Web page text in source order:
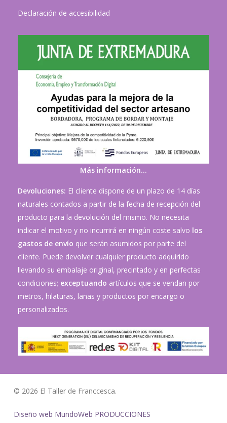
Declaración de accesibilidad
Más información…
Devoluciones: El cliente dispone de un plazo de 14 días
naturales contados a partir de la fecha de recepción del
producto para la devolución del mismo. No necesita
indicar el motivo y no incurrirá en ningún coste salvo los
gastos de envío que serán asumidos por parte del
cliente. Puede devolver cualquier producto adquirido
llevando su embalaje original, precintado y en perfectas
condiciones; exceptuando artículos que se vendan por
metros, hilaturas, lanas y productos por encargo o
personalizados.
© 2026 El Taller de Franccesca.
Diseño web MundoWeb PRODUCCIONES